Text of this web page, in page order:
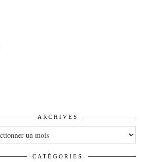
ARCHIVES
CATÉGORIES